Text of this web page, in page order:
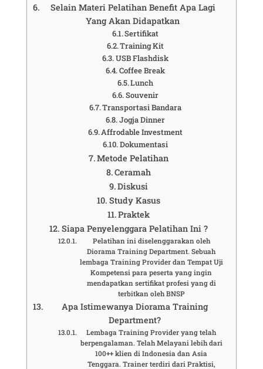
Selain Materi Pelatihan Benefit Apa Lagi
Yang Akan Didapatkan
Sertifikat
Training Kit
USB Flashdisk
Coffee Break
Lunch
Souvenir
Transportasi Bandara
Jogja Dinner
Affrodable Investment
Dokumentasi
Metode Pelatihan
Ceramah
Diskusi
Study Kasus
Praktek
Siapa Penyelenggara Pelatihan Ini ?
Pelatihan ini diselenggarakan oleh
Diorama Training Department. Sebuah
lembaga Training Provider dan Tempat Uji
Kompetensi para peserta yang ingin
mendapatkan sertifikat profesi yang di
terbitkan oleh BNSP
Apa Istimewanya Diorama Training
Department?
Lembaga Training Provider yang telah
berpengalaman. Telah Melayani lebih dari
100++ klien di Indonesia dan Asia
Tenggara. Trainer terdiri dari Praktisi,